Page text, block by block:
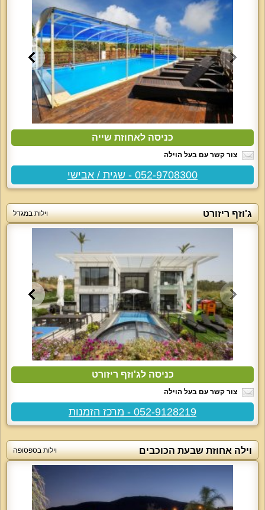
כניסה לאחוזת שייה
צור קשר עם בעל הוילה
052-9708300 - שגית / אבישי
ג'וזף ריזורט וילות במגדל
כניסה לג'וזף ריזורט
צור קשר עם בעל הוילה
052-9128219 - מרכז הזמנות
וילה אחוזת שבעת הכוכבים וילות בספסופה